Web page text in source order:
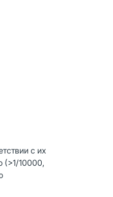
с их
(>1/10000,